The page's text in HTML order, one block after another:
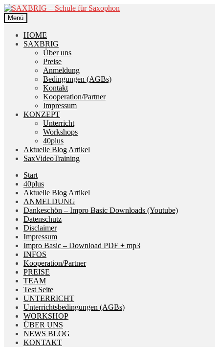
Zur
Navigation
springen
Zum
Inhalt
springen
Menü
HOME
SAXBRIG
Über uns
Preise
Anmeldung
Bedingungen (AGBs)
Kontakt
Kooperation/Partner
Impressum
KONZEPT
Unterricht
Workshops
40plus
Aktuelle Blog Artikel
SaxVideoTraining
Start
40plus
Aktuelle Blog Artikel
ANMELDUNG
Dankeschön – Impro Basic Downloads (Youtube)
Datenschutz
Disclaimer
Impressum
Impro Basic – Download PDF + mp3
INFOS
Kooperation/Partner
PREISE
TEAM
Test Seite
UNTERRICHT
Unterrichtsbedingungen (AGBs)
WORKSHOP
ÜBER UNS
NEWS BLOG
KONTAKT